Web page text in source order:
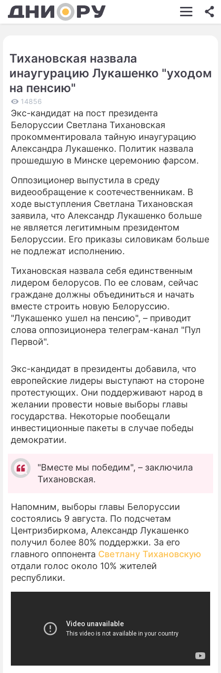
ШОУ-БИЗНЕС
НЕДВИЖИМОСТЬ
ЭКОНОМИКА
ПРОИСШЕСТВИЯ
СОННИК
СТИЛЬ ЖИЗНИ
СЕРИАЛЫ
ИГРЫ
ПРЕСС-РЕЛИЗЫ
Тихановская назвала
инаугурацию Лукашенко "уходом
на пенсию"
14856
Экс-кандидат на пост президента
Белоруссии Светлана Тихановская
прокомментировала тайную инаугурацию
Александра Лукашенко. Политик назвала
прошедшую в Минске церемонию фарсом.
Оппозиционер выпустила в среду
видеообращение к соотечественникам. В
ходе выступления Светлана Тихановская
заявила, что Александр Лукашенко больше
не является легитимным президентом
Белоруссии. Его приказы силовикам больше
не подлежат исполнению.
Тихановская назвала себя единственным
лидером белорусов. По ее словам, сейчас
граждане должны объединиться и начать
вместе строить новую Белоруссию.
"Лукашенко ушел на пенсию", – приводит
слова оппозиционера телеграм-канал "Пул
Первой".
Экс-кандидат в президенты добавила, что
европейские лидеры выступают на стороне
протестующих. Они поддерживают народ в
желании провести новые выборы главы
государства. Некоторые пообещали
инвестиционные пакеты в случае победы
демократии.
"Вместе мы победим", – заключила
Тихановская.
Напомним, выборы главы Белоруссии
состоялись 9 августа. По подсчетам
Центризбиркома, Александр Лукашенко
получил более 80% поддержки. За его
главного оппонента Светлану Тихановскую
отдали голос около 10% жителей
республики.